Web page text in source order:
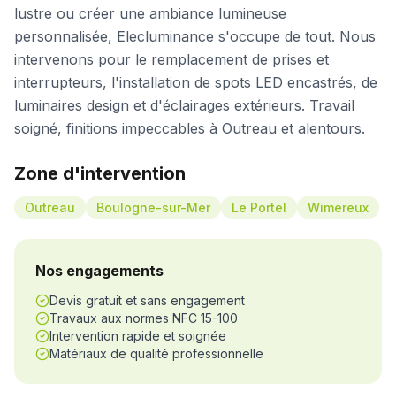
lustre ou créer une ambiance lumineuse
personnalisée, Elecluminance s'occupe de tout. Nous
intervenons pour le remplacement de prises et
interrupteurs, l'installation de spots LED encastrés, de
luminaires design et d'éclairages extérieurs. Travail
soigné, finitions impeccables à Outreau et alentours.
Zone d'intervention
Outreau Boulogne-sur-Mer Le Portel Wimereux
Nos engagements
Devis gratuit et sans engagement
Travaux aux normes NFC 15-100
Intervention rapide et soignée
Matériaux de qualité professionnelle